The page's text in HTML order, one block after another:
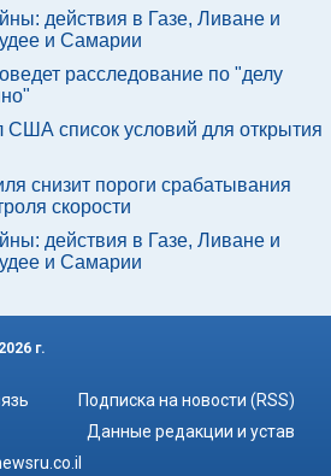
действия в Газе, Ливане и
и Самарии
расследование по "делу
США список условий для открытия
снизит пороги срабатывания
скорости
действия в Газе, Ливане и
и Самарии
г.
Подписка на новости (RSS)
Данные редакции и устав